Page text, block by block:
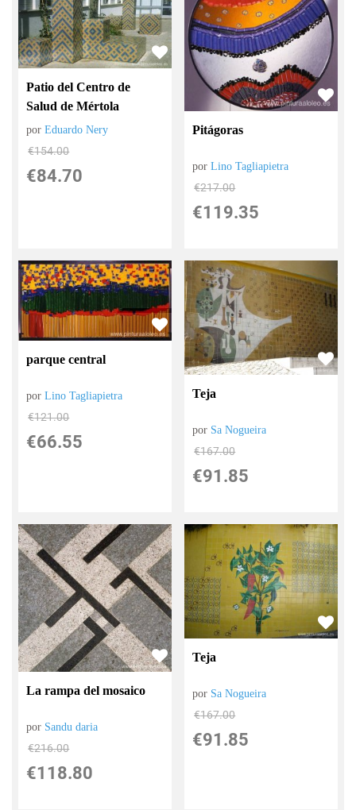
Patio del Centro de
Salud de Mértola
porEduardo Nery
€154.00
€84.70
Pitágoras
porLino Tagliapietra
€217.00
€119.35
parque central
porLino Tagliapietra
€121.00
€66.55
Teja
por Sa Nogueira
€167.00
€91.85
La rampa del mosaico
por Sandu daria
€216.00
€118.80
Teja
por Sa Nogueira
€167.00
€91.85